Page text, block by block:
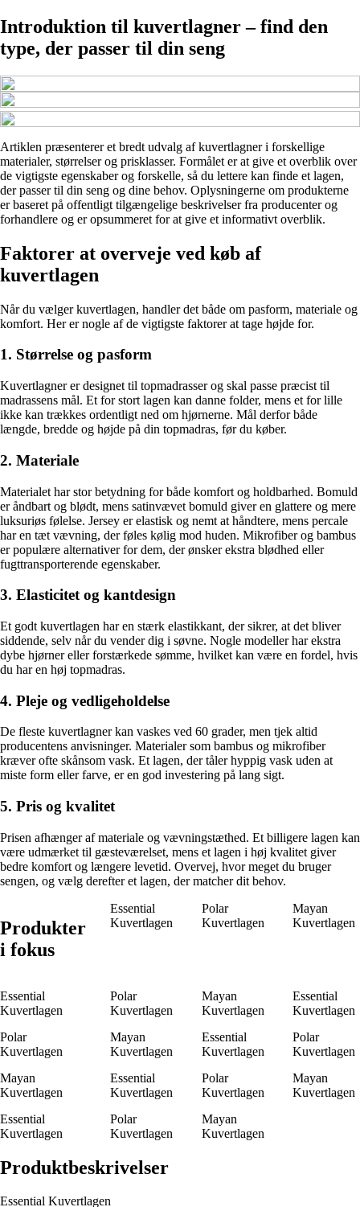
Introduktion til kuvertlagner – find den
type, der passer til din seng
Artiklen præsenterer et bredt udvalg af kuvertlagner i forskellige
materialer, størrelser og prisklasser. Formålet er at give et overblik over
de vigtigste egenskaber og forskelle, så du lettere kan finde et lagen,
der passer til din seng og dine behov. Oplysningerne om produkterne
er baseret på offentligt tilgængelige beskrivelser fra producenter og
forhandlere og er opsummeret for at give et informativt overblik.
Faktorer at overveje ved køb af
kuvertlagen
Når du vælger kuvertlagen, handler det både om pasform, materiale og
komfort. Her er nogle af de vigtigste faktorer at tage højde for.
1. Størrelse og pasform
Kuvertlagner er designet til topmadrasser og skal passe præcist til
madrassens mål. Et for stort lagen kan danne folder, mens et for lille
ikke kan trækkes ordentligt ned om hjørnerne. Mål derfor både
længde, bredde og højde på din topmadras, før du køber.
2. Materiale
Materialet har stor betydning for både komfort og holdbarhed. Bomuld
er åndbart og blødt, mens satinvævet bomuld giver en glattere og mere
luksuriøs følelse. Jersey er elastisk og nemt at håndtere, mens percale
har en tæt vævning, der føles kølig mod huden. Mikrofiber og bambus
er populære alternativer for dem, der ønsker ekstra blødhed eller
fugttransporterende egenskaber.
3. Elasticitet og kantdesign
Et godt kuvertlagen har en stærk elastikkant, der sikrer, at det bliver
siddende, selv når du vender dig i søvne. Nogle modeller har ekstra
dybe hjørner eller forstærkede sømme, hvilket kan være en fordel, hvis
du har en høj topmadras.
4. Pleje og vedligeholdelse
De fleste kuvertlagner kan vaskes ved 60 grader, men tjek altid
producentens anvisninger. Materialer som bambus og mikrofiber
kræver ofte skånsom vask. Et lagen, der tåler hyppig vask uden at
miste form eller farve, er en god investering på lang sigt.
5. Pris og kvalitet
Prisen afhænger af materiale og vævningstæthed. Et billigere lagen kan
være udmærket til gæsteværelset, mens et lagen i høj kvalitet giver
bedre komfort og længere levetid. Overvej, hvor meget du bruger
sengen, og vælg derefter et lagen, der matcher dit behov.
Produkter
i fokus
Essential
Kuvertlagen
Polar
Kuvertlagen
Mayan
Kuvertlagen
Essential
Kuvertlagen
Polar
Kuvertlagen
Mayan
Kuvertlagen
Essential
Kuvertlagen
Polar
Kuvertlagen
Mayan
Kuvertlagen
Essential
Kuvertlagen
Polar
Kuvertlagen
Mayan
Kuvertlagen
Essential
Kuvertlagen
Polar
Kuvertlagen
Mayan
Kuvertlagen
Essential
Kuvertlagen
Polar
Kuvertlagen
Mayan
Kuvertlagen
Produktbeskrivelser
Essential Kuvertlagen